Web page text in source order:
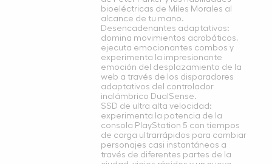
bioeléctricas de Miles Morales al
alcance de tu mano.
Desencadenantes adaptativos:
domina movimientos acrobáticos,
ejecuta emocionantes combos y
experimenta la impresionante
emoción del desplazamiento de la
web a través de los disparadores
adaptativos del controlador
inalámbrico DualSense.
SSD de ultra alta velocidad:
experimenta la potencia de la
consola PlayStation 5 con tiempos
de carga ultrarrápidos para cambiar
personajes casi instantáneos a
través de diferentes partes de la